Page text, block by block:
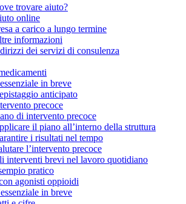
trovare aiuto?
online
a carico a lungo termine
informazioni
dei servizi di consulenza
in breve
anticipato
precoce
di intervento precoce
il piano all’interno della struttura
i risultati nel tempo
l’intervento precoce
interventi brevi nel lavoro quotidiano
pratico
agonisti oppioidi
in breve